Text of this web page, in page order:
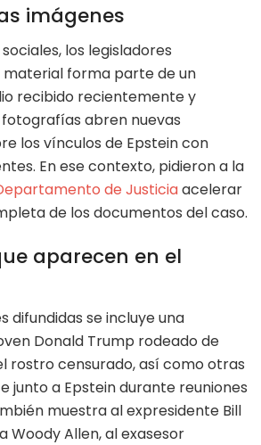
imágenes
los legisladores
forma parte de un
recibido recientemente y
abren nuevas
los vínculos de Epstein con
En ese contexto, pidieron a la
de Justiciaacelerar
de los documentos del caso.
aparecen en el
difundidas se incluye una
Donald Trump rodeado de
rostro censurado, así como otras
junto a Epstein durante reuniones
muestra al expresidente Bill
Woody Allen, al exasesor